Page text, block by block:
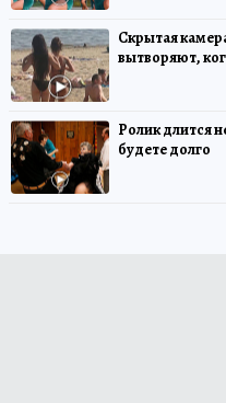
Скрытая
вытворяют,
Ролик длится
будете долго